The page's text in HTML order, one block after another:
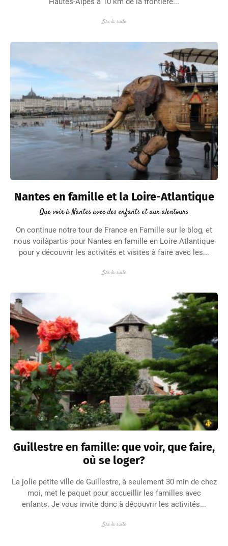
Lire la suite
Nantes en famille et la Loire-Atlantique
Que voir à Nantes avec des enfants et aux alentours
On continue notre tour de France en Famille sur le blog, et
nous voilàpartis pour Nantes en famille en Loire Atlantique
pour y découvrir les activités et visites à faire avec les...
Lire la suite
Guillestre en famille: que voir, que faire,
où se loger?
La jolie petite ville de Guillestre, à seulement 30 min de chez
moi, met le paquet pour accueillir les familles avec
enfants. Je vous invite donc à découvrir les activités...
Lire la suite